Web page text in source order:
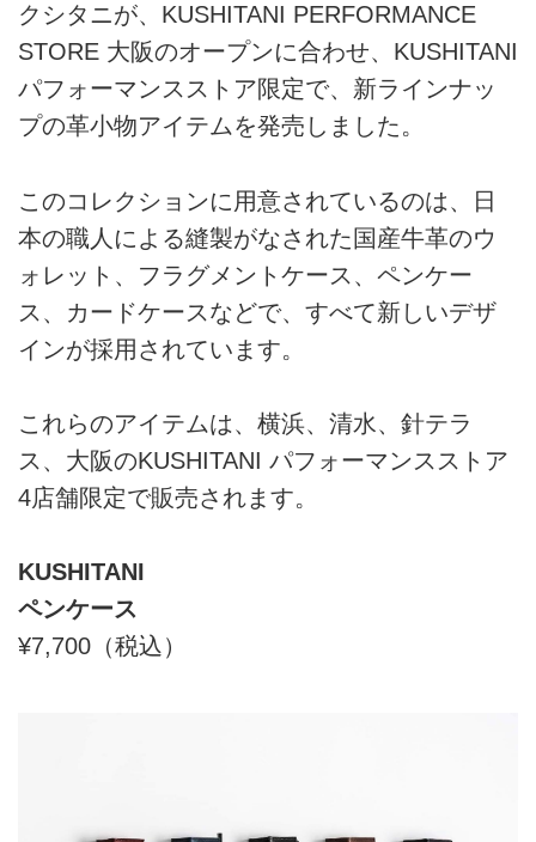
クシタニが、KUSHITANI PERFORMANCE
STORE 大阪のオープンに合わせ、KUSHITANI
パフォーマンスストア限定で、新ラインナッ
プの革小物アイテムを発売しました。
このコレクションに用意されているのは、日
本の職人による縫製がなされた国産牛革のウ
ォレット、フラグメントケース、ペンケー
ス、カードケースなどで、すべて新しいデザ
インが採用されています。
これらのアイテムは、横浜、清水、針テラ
ス、大阪のKUSHITANI パフォーマンスストア
4店舗限定で販売されます。
KUSHITANI
ペンケース
¥7,700（税込）